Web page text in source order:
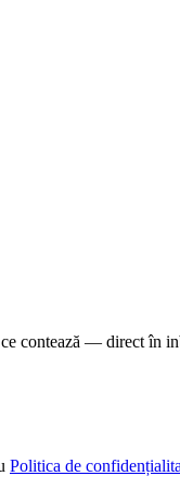
contează — direct în
Politica de